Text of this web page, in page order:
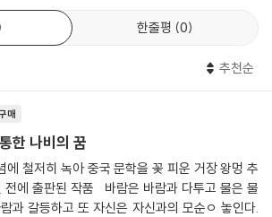
락한 당 간부 집을 찾아가는 과정을 그리고 있다.
끝나고 새로운 시대가 열리고 있다는 희망 속에서
식인 및 도시 노동자들, 그리고 ‘양의 다리’로 상
제에 직면해 있는 일반 기층 민중들의 세계를 한
적으로 대비시켜 그리고 있다. 이 작품에 나오는
되는 것은 아니다”라는 언급은 왕멍이 생각하는
점을 암시하는 걸로 해석된다. 또한 이 구절은 19
들 사이에서 폭넓게 회자되는 유명한 문구가 되
한줄평 0
추천순
매
한 나비의 꿈
철저히 녹아 중국 문학을 꽃 피운 거장 왕멍 추
바람은 바람과 다투고 물은 물
과 갈등하고 또 자신은 자신과의 모순ㅇ 놓인다.